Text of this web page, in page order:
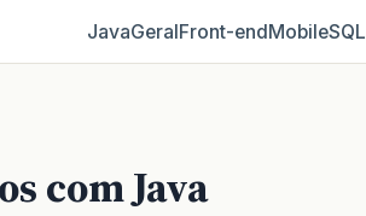
JavaGeralFront‑endMobileSQL
com Java